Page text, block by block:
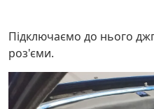
Підключаємо до нього
роз'єми.